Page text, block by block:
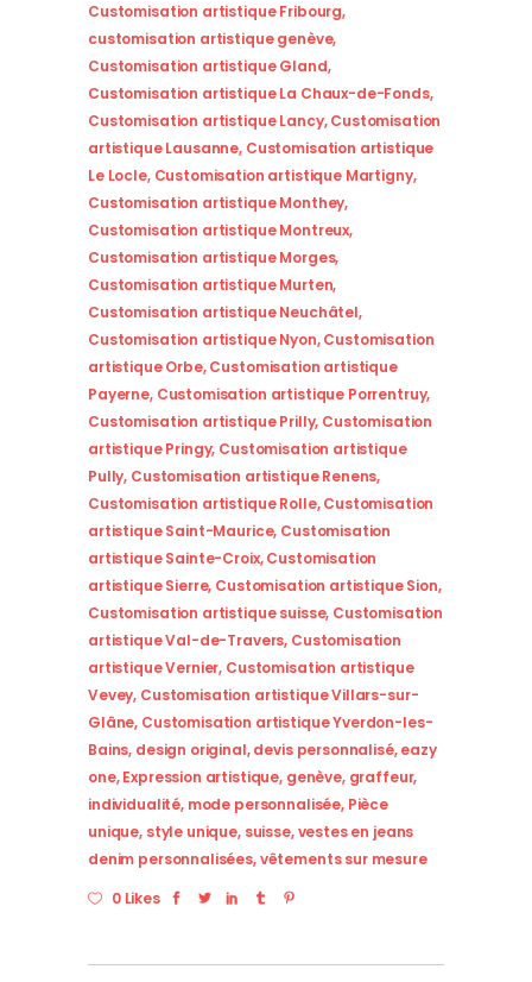
Customisation artistique Fribourg,
customisation artistique genève,
Customisation artistique Gland,
Customisation artistique La Chaux-de-Fonds,
Customisation artistique Lancy,Customisation
artistique Lausanne, Customisation artistique
Le Locle, Customisation artistique Martigny,
Customisation artistique Monthey,
Customisation artistique Montreux,
Customisation artistique Morges,
Customisation artistique Murten,
Customisation artistique Neuchâtel,
Customisation artistique Nyon,Customisation
artistique Orbe,Customisation artistique
Payerne, Customisation artistique Porrentruy,
Customisation artistique Prilly, Customisation
artistique Pringy, Customisation artistique
Pully, Customisation artistique Renens,
Customisation artistique Rolle,Customisation
artistique Saint-Maurice, Customisation
artistique Sainte-Croix,Customisation
artistique Sierre, Customisation artistique Sion,
Customisation artistique suisse, Customisation
artistique Val-de-Travers, Customisation
artistique Vernier, Customisation artistique
Vevey, Customisation artistique Villars-sur-
Glâne, Customisation artistique Yverdon-les-
Bains, design original,devis personnalisé,eazy
one,Expression artistique, genève, graffeur,
individualité, mode personnalisée, Pièce
unique, style unique, suisse,vestes en jeans
denim personnalisées,vêtements sur mesure
0 Likes